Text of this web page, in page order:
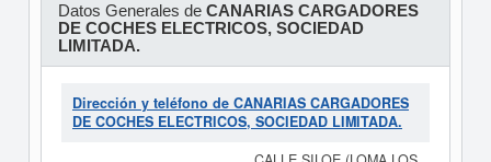
Datos Generales de CANARIAS CARGADORES
DE COCHES ELECTRICOS, SOCIEDAD
LIMITADA.
Dirección y teléfono de CANARIAS CARGADORES
DE COCHES ELECTRICOS, SOCIEDAD LIMITADA.